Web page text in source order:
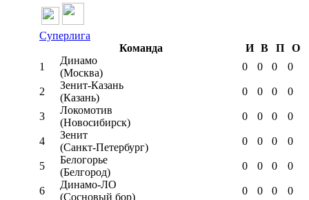
Суперлига
Команда
И В П
О
1
Динамо
(Москва)
0 0 0 0
2
Зенит-Казань
(Казань)
0 0 0 0
3
Локомотив
(Новосибирск)
0 0 0 0
4
Зенит
(Санкт-Петербург)
0 0 0 0
5
Белогорье
(Белгород)
0 0 0 0
6
Динамо-ЛО
(Сосновый бор)
0 0 0 0